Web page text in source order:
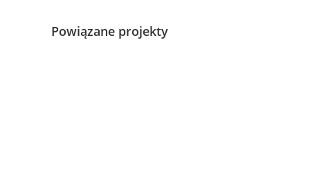
Powiązane projekty